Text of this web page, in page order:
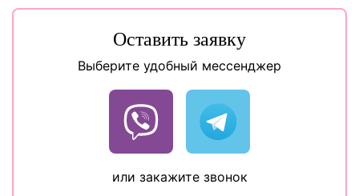
Оставить заявку
Выберите удобный мессенджер
или закажите звонок